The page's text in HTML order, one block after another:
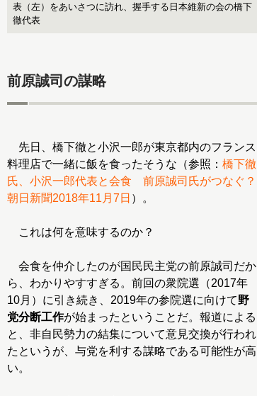
表（左）をあいさつに訪れ、握手する日本維新の会の橋下
徹代表
前原誠司の謀略
先日、橋下徹と小沢一郎が東京都内のフランス
料理店で一緒に飯を食ったそうな（参照： 橋下徹
氏、小沢一郎代表と会食 前原誠司氏がつなぐ？
朝日新聞2018年11月7日 ）。
これは何を意味するのか？
会食を仲介したのが国民民主党の前原誠司だか
ら、わかりやすすぎる。前回の衆院選（2017年
10月）に引き続き、2019年の参院選に向けて野
党分断工作が始まったということだ。報道による
と、非自民勢力の結集について意見交換が行われ
たというが、与党を利する謀略である可能性が高
い。